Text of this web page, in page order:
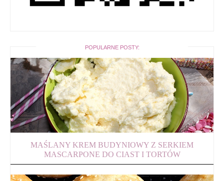
POPULARNE POSTY:
MAŚLANY KREM BUDYNIOWY Z SERKIEM
MASCARPONE DO CIAST I TORTÓW